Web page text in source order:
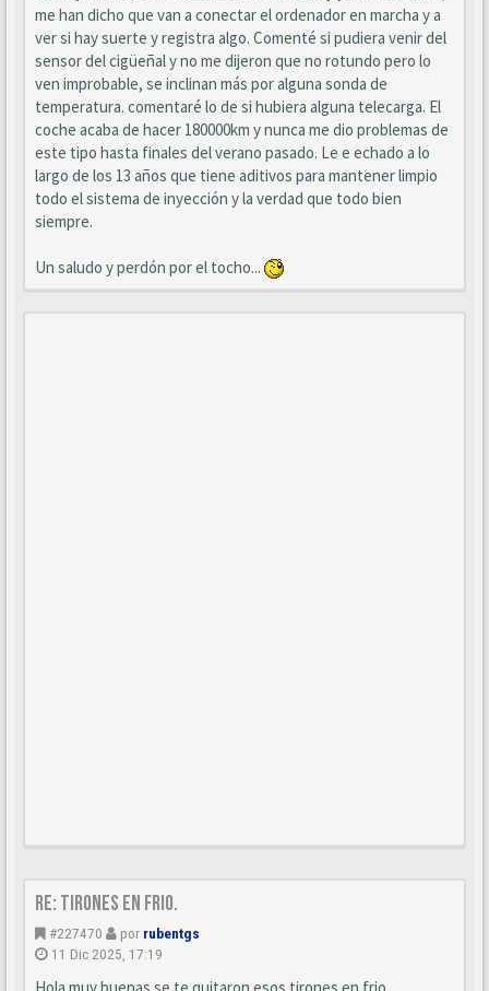
me han dicho que van a conectar el ordenador en marcha y a
ver si hay suerte y registra algo. Comenté si pudiera venir del
sensor del cigüeñal y no me dijeron que no rotundo pero lo
ven improbable, se inclinan más por alguna sonda de
temperatura. comentaré lo de si hubiera alguna telecarga. El
coche acaba de hacer 180000km y nunca me dio problemas de
este tipo hasta finales del verano pasado. Le e echado a lo
largo de los 13 años que tiene aditivos para mantener limpio
todo el sistema de inyección y la verdad que todo bien
siempre.
Un saludo y perdón por el tocho...
Re: Tirones en frio.
#227470 por rubentgs
11 Dic 2025, 17:19